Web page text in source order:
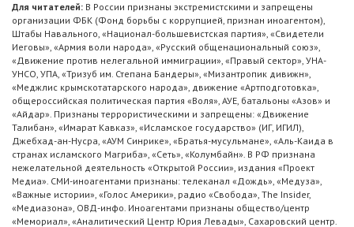
Для читателей: В России признаны экстремистскими и запрещены
организации ФБК (Фонд борьбы с коррупцией, признан иноагентом),
Штабы Навального, «Национал-большевистская партия», «Свидетели
Иеговы», «Армия воли народа», «Русский общенациональный союз»,
«Движение против нелегальной иммиграции», «Правый сектор», УНА-
УНСО, УПА, «Тризуб им. Степана Бандеры», «Мизантропик дивижн»,
«Меджлис крымскотатарского народа», движение «Артподготовка»,
общероссийская политическая партия «Воля», АУЕ, батальоны «Азов» и
«Айдар». Признаны террористическими и запрещены: «Движение
Талибан», «Имарат Кавказ», «Исламское государство» (ИГ, ИГИЛ),
Джебхад-ан-Нусра, «АУМ Синрике», «Братья-мусульмане», «Аль-Каида в
странах исламского Магриба», «Сеть», «Колумбайн». В РФ признана
нежелательной деятельность «Открытой России», издания «Проект
Медиа». СМИ-иноагентами признаны: телеканал «Дождь», «Медуза»,
«Важные истории», «Голос Америки», радио «Свобода», The Insider,
«Медиазона», ОВД-инфо. Иноагентами признаны общество/центр
«Мемориал», «Аналитический Центр Юрия Левады», Сахаровский центр.